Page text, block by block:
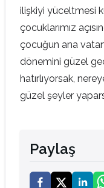
ilişkiyi yüceltmesi
çocuklarımız
çocuğun ana
dönemini güzel
hatırlıyorsak,
güzel şeyler
Paylaş